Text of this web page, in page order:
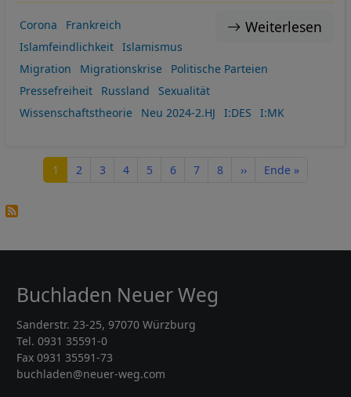
Weiterlesen
Corona
Frankreich
Islamfeindlichkeit
Islamismus
Migration
Migrationskrise
Politische Parteien
Pressefreiheit
Russland
Sexualität
Wissenschaftstheorie
Neu 2024-2.HJ I:DES I:MK
Seite
1 Seite
2 Seite
3 Seite
4 Seite
5 Seite
6 Seite
7 Seite
8 Nächste Seite
›› Letzte Seite
Ende »
Buchladen Neuer Weg
Sanderstr. 23-25, 97070 Würzburg
Tel. 0931 35591-0
Fax 0931 35591-73
buchladen@neuer-weg.com